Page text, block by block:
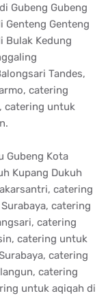
Gubeng Gubeng
Genteng Genteng
Bulak Kedung
Tandes,
catering
catering untuk
Gubeng Kota
Kupang Dukuh
catering
catering
catering
catering untuk
catering
catering
untuk aqiqah di